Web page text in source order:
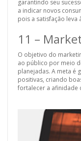
garantindo seu
a indicar novos
pois a satisfação leva
11 –
O objetivo do
ao público por meio
planejadas. A meta é
positivas, criando
fortalecer a afinidade